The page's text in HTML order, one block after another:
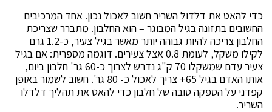
כדי להאט את דלדול השריר חשוב לאכול נכון. אחד המרכיבים
החשובים בתזונה בגיל המבוגר – הוא החלבון. מתברר שצריכת
החלבון צריכה להיות גבוהה יותר מאשר בגיל צעיר, כ-1.2 גרם
לקילו משקל, לעומת 0.8 אצל צעירים. דוגמה מספרית: אם בגיל
צעיר עדם שמשקלו 70 ק"ג נדרש לצרוך כ-60 גר' חלבון ביום,
אותו האדם בגיל 65+ צריך לאכול כ- 80 גר'. חשוב לשמור באופן
קפדני על הספקה טובה של חלבון כדי להאט את תהליך דלדלו
השריר.